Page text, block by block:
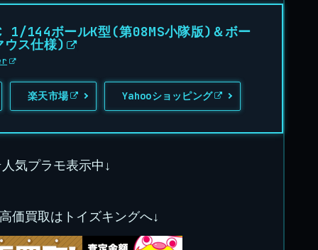
1/144ボールK型(第08MS小隊版)＆ボー
ウス仕様)
楽天市場 Yahooショッピング
気プラモ表示中↓
価買取はトイズキングへ↓